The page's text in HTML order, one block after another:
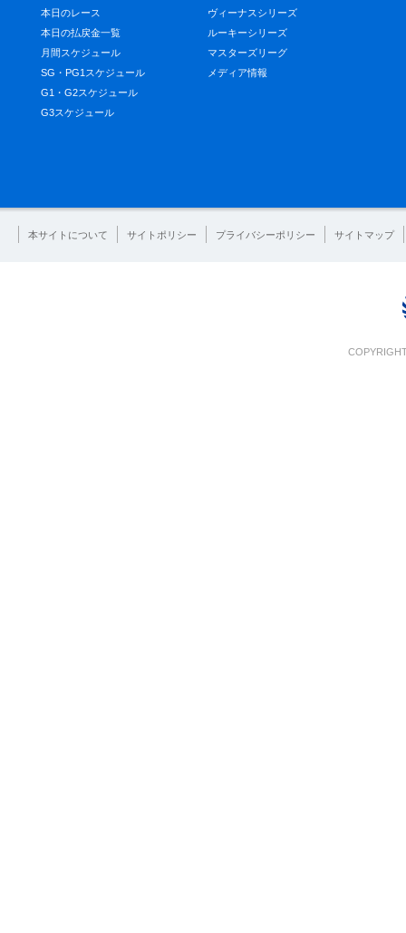
本日のレース
本日の払戻金一覧
月間スケジュール
SG・PG1スケジュール
G1・G2スケジュール
G3スケジュール
ヴィーナスシリーズ
ルーキーシリーズ
マスターズリーグ
メディア情報
本サイトについて サイトポリシー プライバシーポリシー サイトマップ